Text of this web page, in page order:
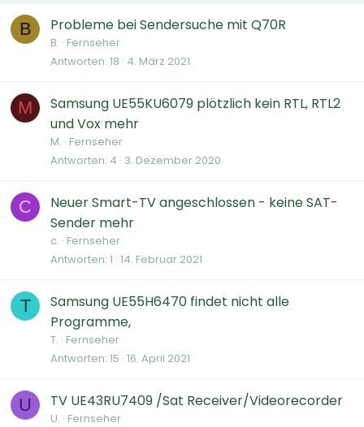
B Probleme bei Sendersuche mit Q70R
B. Fernseher
Antworten 18 4. März 2021
M
Samsung UE55KU6079 plötzlich kein RTL, RTL2
und Vox mehr
M. Fernseher
Antworten 4 3. Dezember 2020
C
Neuer Smart-TV angeschlossen - keine SAT-
Sender mehr
c. Fernseher
Antworten 1 14. Februar 2021
T
Samsung UE55H6470 findet nicht alle
Programme,
T. Fernseher
Antworten 15 16. April 2021
U TV UE43RU7409 /Sat Receiver/Videorecorder
U. Fernseher